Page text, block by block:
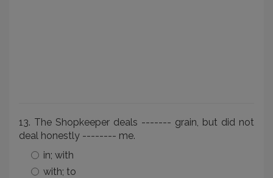
13. The Shopkeeper deals ------- grain, but did not
deal honestly -------- me.
in; with
with; to